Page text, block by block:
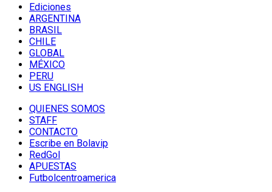
Ediciones
ARGENTINA
BRASIL
CHILE
GLOBAL
MÉXICO
PERU
US ENGLISH
QUIENES SOMOS
STAFF
CONTACTO
Escribe en Bolavip
RedGol
APUESTAS
Futbolcentroamerica